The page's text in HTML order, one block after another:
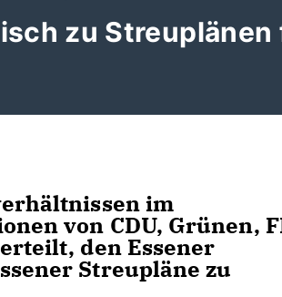
zu Streuplänen
im
von CDU, Grünen,
den Essener
Streupläne zu